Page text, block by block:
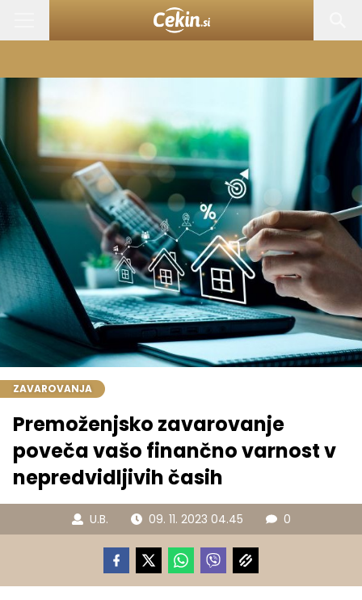
ZAVAROVANJA
Premoženjsko zavarovanje
poveča vašo finančno varnost v
nepredvidljivih časih
U.B. 09. 11. 2023 04.45 0